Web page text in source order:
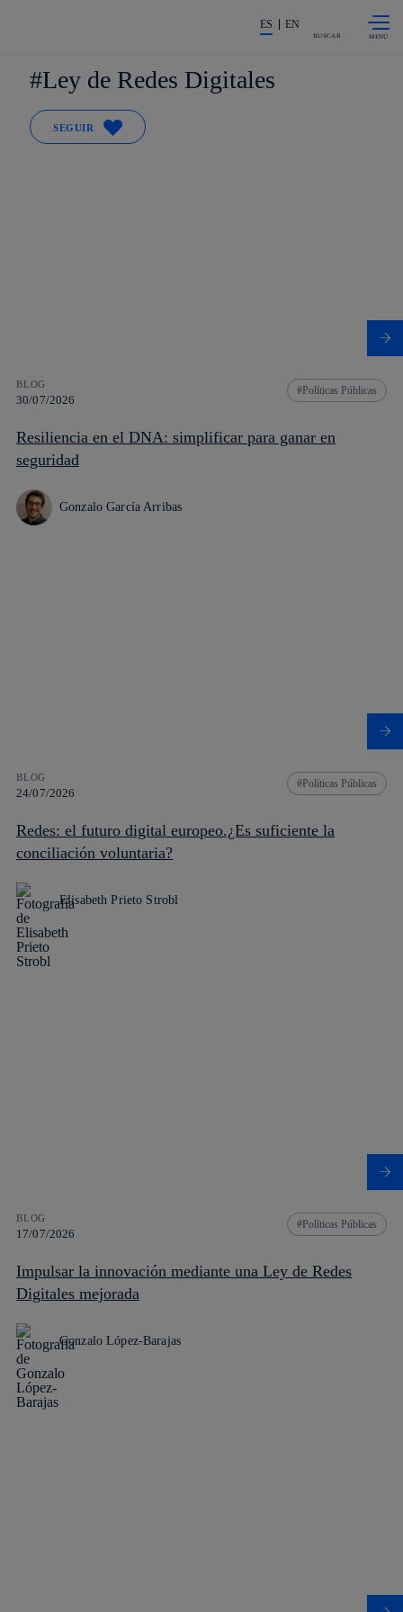
La acción en accionistas e
ES EN
BUSCAR
Ley de Redes Digitales
SEGUIR
BLOG
30/07/2026
Políticas Públicas
Resiliencia en el DNA: simplificar para ganar en
seguridad
Gonzalo García Arribas
BLOG
24/07/2026
Políticas Públicas
Redes: el futuro digital europeo.¿Es suficiente la
conciliación voluntaria?
Elisabeth Prieto Strobl
BLOG
17/07/2026
Políticas Públicas
Impulsar la innovación mediante una Ley de Redes
Digitales mejorada
Gonzalo López-Barajas